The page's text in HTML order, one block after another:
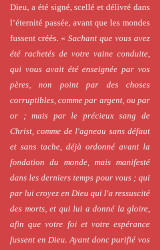
Dieu, a été signé, scellé et délivré dans
l’éternité passée, avant que les mondes
fussent créés. « Sachant que vous avez
été rachetés de votre vaine conduite,
qui vous avait été enseignée par vos
pères, non point par des choses
corruptibles, comme par argent, ou par
or ; mais par le précieux sang de
Christ, comme de l'agneau sans défaut
et sans tache, déjà ordonné avant la
fondation du monde, mais manifesté
dans les derniers temps pour vous ; qui
par lui croyez en Dieu qui l'a ressuscité
des morts, et qui lui a donné la gloire,
afin que votre foi et votre espérance
fussent en Dieu. Ayant donc purifié vos